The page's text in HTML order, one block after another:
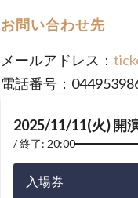
お問い合わせ先
メールアドレス：
電話番号：
2025/11/11(火) 開
終了: 20:00
入場券